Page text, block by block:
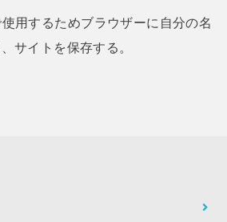
用するためブラウザーに自分の名
サイトを保存する。